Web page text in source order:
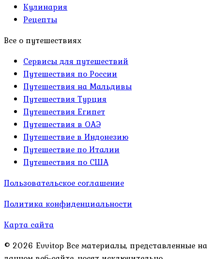
Кулинария
Рецепты
Все о путешествиях
Сервисы для путешествий
Путешествия по России
Путешествия на Мальдивы
Путешествия Турция
Путешествия Египет
Путешествия в ОАЭ
Путешествие в Индонезию
Путешествие по Италии
Путешествия по США
Пользовательское соглашение
Политика конфиденциальности
Карта сайта
© 2026 Evvitop Все материалы, представленные на